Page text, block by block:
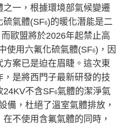
一，根據環境部氣候變遷
硫氣體(SF6)的暖化潛能是二
歐盟將於2026年起禁止高
使用六氟化硫氣體(SF6) ，因
方案已是迫在眉睫。這次東
是將西門子最新研發的技
24KV不含SF6氣體的潔淨氣
備，杜絕了溫室氣體排放，
不使用含氟氣體的同時，